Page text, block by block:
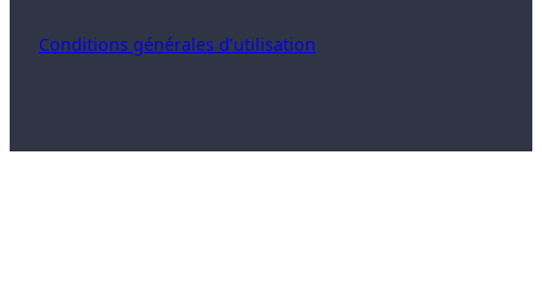
Conditions générales d’utilisation